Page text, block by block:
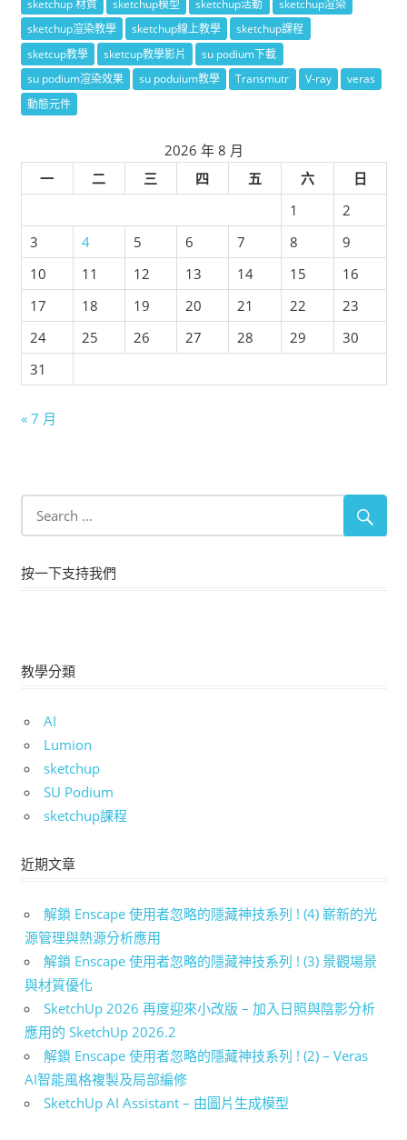
sketchup 材質 sketchup模型 sketchup活動
sketchup渲染
sketchup渲染教學
sketchup線上教學
sketchup課程
sketcup教學
sketcup教學影片
su podium下載
su podium渲染效果
su poduium教學 Transmutr V-ray
veras
動態元件
2026 年 8 月
一
二 三 四 五 六
日
1
2
3
4 5 6 7 8
9
10
11 12 13 14 15
16
17
18 19 20 21 22
23
24
25 26 27 28 29
30
31
« 7 月
按一下支持我們
教學分類
AI
Lumion
sketchup
SU Podium
sketchup課程
近期文章
解鎖 Enscape 使用者忽略的隱藏神技系列 ! (4) 嶄新的光
源管理與熱源分析應用
解鎖 Enscape 使用者忽略的隱藏神技系列 ! (3) 景觀場景
與材質優化
SketchUp 2026 再度迎來小改版 – 加入日照與陰影分析
應用的 SketchUp 2026.2
解鎖 Enscape 使用者忽略的隱藏神技系列 ! (2) – Veras
AI智能風格複製及局部編修
SketchUp AI Assistant – 由圖片生成模型